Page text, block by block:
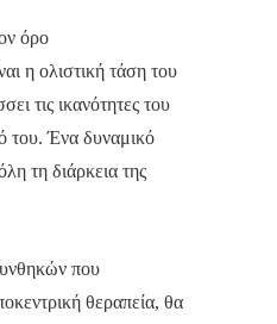
όρο
η ολιστική τάση του
τις ικανότητες του
του. Ένα δυναμικό
τη διάρκεια της
που
θεραπεία, θα